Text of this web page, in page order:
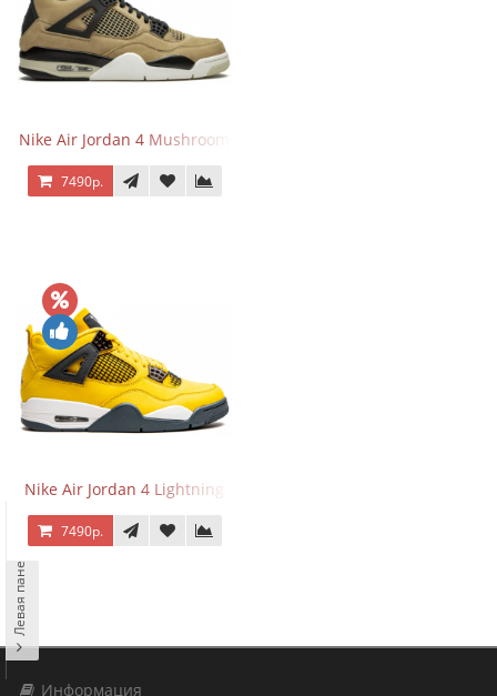
Nike Air Jordan 4 Mushroom
7490р.
Nike Air Jordan 4 Lightning
7490р.
Информация
Левая панель